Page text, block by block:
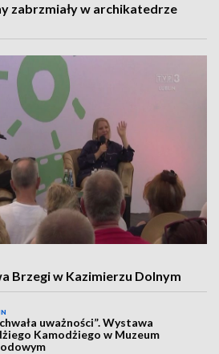
zabrzmiały w archikatedrze
Brzegi w Kazimierzu Dolnym
uważności”. Wystawa
Kamodżiego w Muzeum